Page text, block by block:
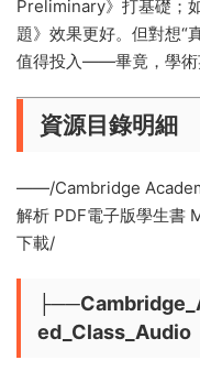
Preliminary》打基礎；
題》效果更好。但對想“
值得投入——畢竟，學術
資源目錄明細
——/Cambridge
解析 PDF電子版學生書
下載/
ed_Class_Audio